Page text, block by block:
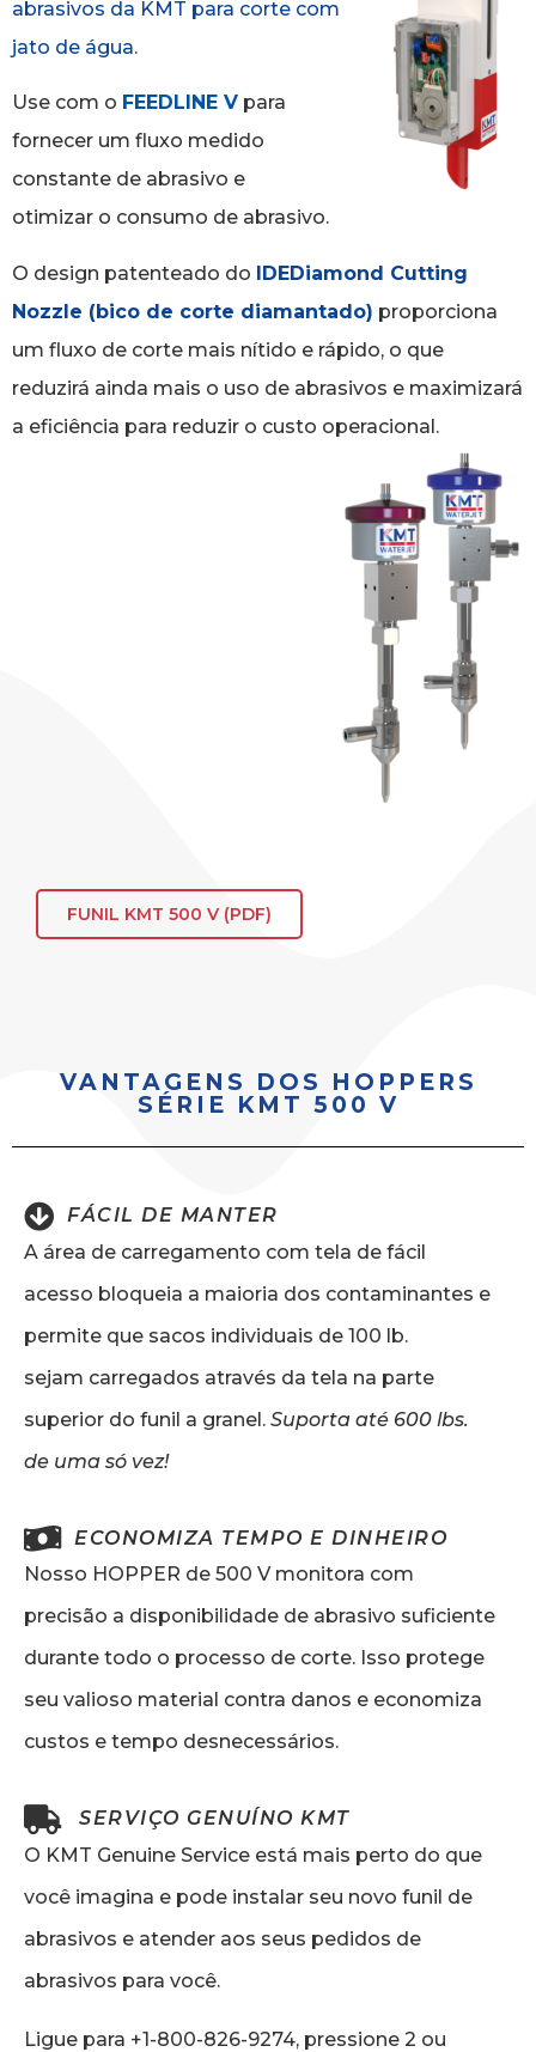
FUNIL KMT 500 V (PDF)
abrasivos da KMT para corte com
jato de água.
Use com o FEEDLINE V para
fornecer um fluxo medido
constante de abrasivo e
otimizar o consumo de abrasivo.
O design patenteado do IDEDiamond Cutting
Nozzle (bico de corte diamantado) proporciona
um fluxo de corte mais nítido e rápido, o que
reduzirá ainda mais o uso de abrasivos e maximizará
a eficiência para reduzir o custo operacional.
VANTAGENS DOS HOPPERS
SÉRIE KMT 500 V
FÁCIL DE MANTER
A área de carregamento com tela de fácil
acesso bloqueia a maioria dos contaminantes e
permite que sacos individuais de 100 lb.
sejam carregados através da tela na parte
superior do funil a granel. Suporta até 600 lbs.
de uma só vez!
ECONOMIZA TEMPO E DINHEIRO
Nosso HOPPER de 500 V monitora com
precisão a disponibilidade de abrasivo suficiente
durante todo o processo de corte. Isso protege
seu valioso material contra danos e economiza
custos e tempo desnecessários.
SERVIÇO GENUÍNO KMT
O KMT Genuine Service está mais perto do que
você imagina e pode instalar seu novo funil de
abrasivos e atender aos seus pedidos de
abrasivos para você.
Ligue para +1-800-826-9274, pressione 2 ou